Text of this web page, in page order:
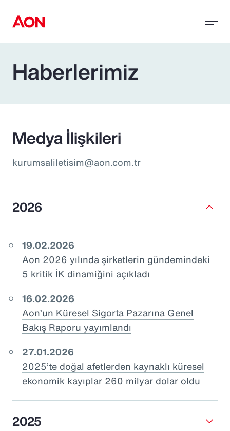
Haberlerimiz
Medya İlişkileri
kurumsaliletisim@aon.com.tr
2026
19.02.2026
Aon 2026 yılında şirketlerin gündemindeki
5 kritik İK dinamiğini açıkladı
16.02.2026
Aon’un Küresel Sigorta Pazarına Genel
Bakış Raporu yayımlandı
27.01.2026
2025’te doğal afetlerden kaynaklı küresel
ekonomik kayıplar 260 milyar dolar oldu
2025